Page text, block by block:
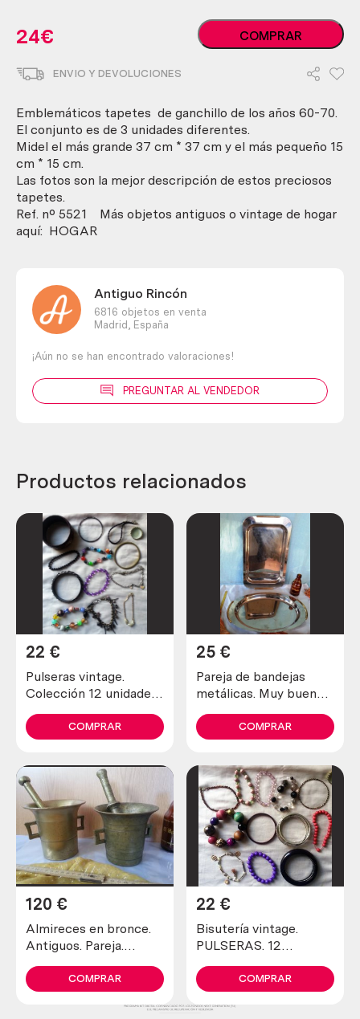
24€
Tapetes
de
3
preciosos
tapetes.
60-
cantidad
COMPRAR
ENVIO Y DEVOLUCIONES
Emblemáticos tapetes de ganchillo de los años 60-70.
El conjunto es de 3 unidades diferentes.
Midel el más grande 37 cm * 37 cm y el más pequeño 15
cm * 15 cm.
Las fotos son la mejor descripción de estos preciosos
tapetes.
Ref. nº 5521 Más objetos antiguos o vintage de hogar
aquí: HOGAR
Antiguo Rincón
6816 objetos en venta
Madrid,
España
¡Aún no se han encontrado valoraciones!
PREGUNTAR AL VENDEDOR
Productos relacionados
Pulseras vintage.
Colección 12 unidades.
22 €
COMPRAR
Pareja de bandejas
metálicas. Muy buen
25 €
COMPRAR
Almireces en bronce.
Antiguos. Pareja.
120 €
COMPRAR
Bisutería vintage.
PULSERAS. 12
22 €
COMPRAR